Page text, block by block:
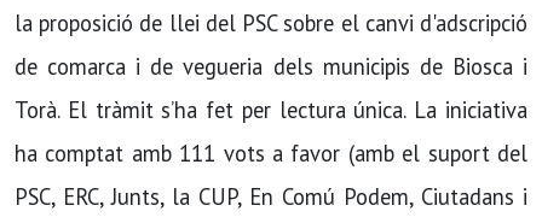
la proposició de llei del PSC sobre el canvi d'adscripció
de comarca i de vegueria dels municipis de Biosca i
Torà. El tràmit s’ha fet per lectura única. La iniciativa
ha comptat amb 111 vots a favor (amb el suport del
PSC, ERC, Junts, la CUP, En Comú Podem, Ciutadans i